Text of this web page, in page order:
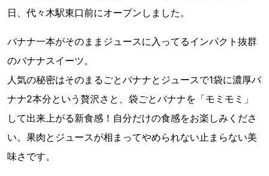
日、代々木駅東口前にオープンしました。
バナナ一本がそのままジュースに入ってるインパクト抜群
のバナナスイーツ。
人気の秘密はそのまるごとバナナとジュースで1袋に濃厚バ
ナナ2本分という贅沢さと、袋ごとバナナを「モミモミ」
して出来上がる新食感！自分だけの食感をお楽しみくださ
い。果肉とジュースが相まってやめられない止まらない美
味さです。